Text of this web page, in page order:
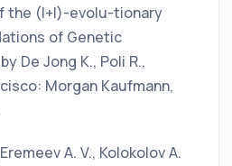
the (l+l)-evolu-tionary
of Genetic
De Jong K., Poli R.,
Morgan Kaufmann,
A. V., Kolokolov A.